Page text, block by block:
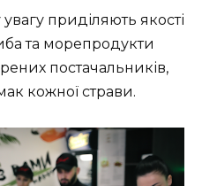
приділяють якості
та морепродукти
постачальників,
кожної страви.